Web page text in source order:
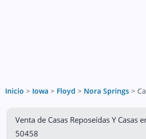
Inicio > Iowa > Floyd > Nora Springs >
Venta de Casas Reposeídas Y Casas
50458